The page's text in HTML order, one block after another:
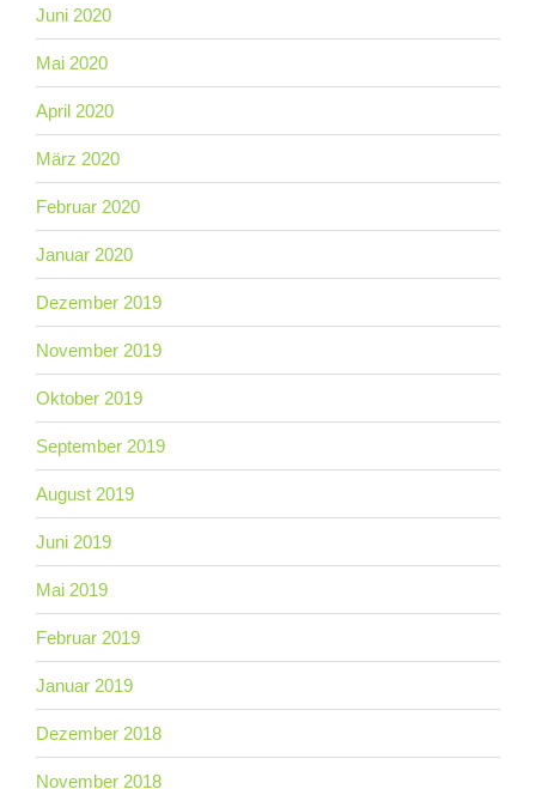
Juni 2020
Mai 2020
April 2020
März 2020
Februar 2020
Januar 2020
Dezember 2019
November 2019
Oktober 2019
September 2019
August 2019
Juni 2019
Mai 2019
Februar 2019
Januar 2019
Dezember 2018
November 2018